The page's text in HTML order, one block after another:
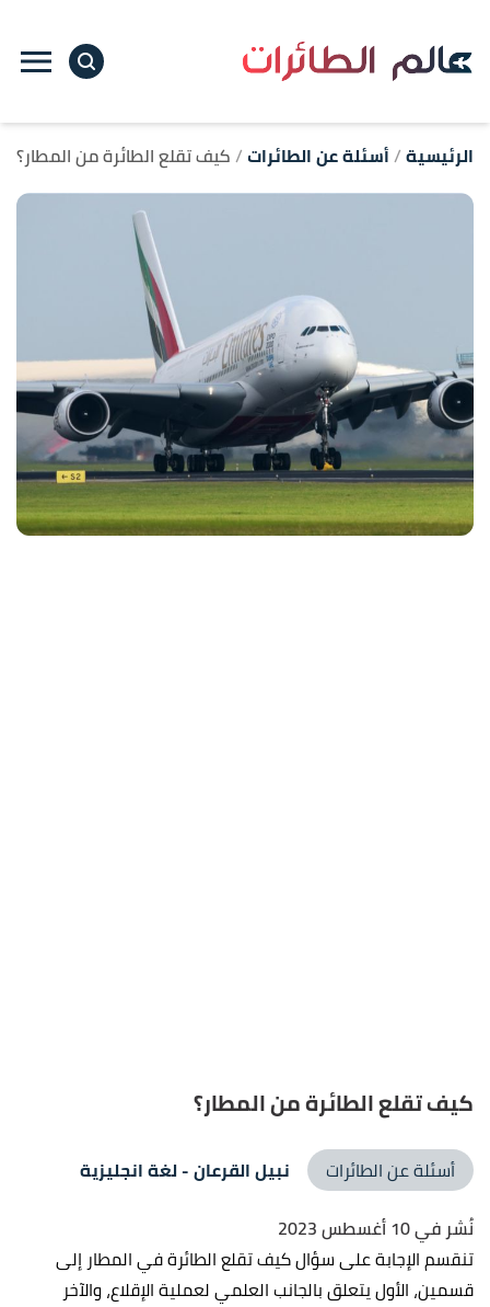
الرئيسية أسئلة عن الطائرات كيف تقلع الطائرة من المطار؟
كيف تقلع الطائرة من المطار؟
أسئلة عن الطائرات نبيل القرعان- لغة انجليزية
نُشر في 10 أغسطس 2023
تنقسم الإجابة على سؤال كيف تقلع الطائرة في المطار إلى
قسمين، الأول يتعلق بالجانب العلمي لعملية الإقلاع، والآخر